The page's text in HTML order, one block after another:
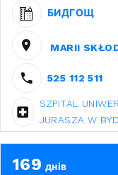
БИДГОЩ
MARII
525 112 511
SZPITAL
JURASZA W
169 днів